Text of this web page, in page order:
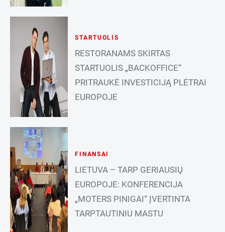
STARTUOLIS
RESTORANAMS SKIRTAS
STARTUOLIS „BACKOFFICE“
PRITRAUKĖ INVESTICIJĄ PLĖTRAI
EUROPOJE
FINANSAI
LIETUVA – TARP GERIAUSIŲ
EUROPOJE: KONFERENCIJA
„MOTERS PINIGAI“ ĮVERTINTA
TARPTAUTINIU MASTU